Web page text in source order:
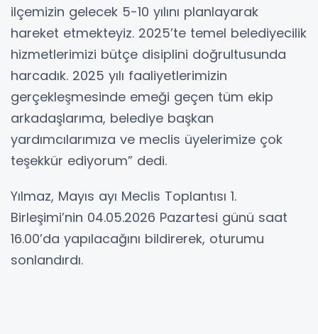
ilçemizin gelecek 5-10 yılını planlayarak
hareket etmekteyiz. 2025’te temel belediyecilik
hizmetlerimizi bütçe disiplini doğrultusunda
harcadık. 2025 yılı faaliyetlerimizin
gerçekleşmesinde emeği geçen tüm ekip
arkadaşlarıma, belediye başkan
yardımcılarımıza ve meclis üyelerimize çok
teşekkür ediyorum” dedi.
Yılmaz, Mayıs ayı Meclis Toplantısı 1.
Birleşimi’nin 04.05.2026 Pazartesi günü saat
16.00’da yapılacağını bildirerek, oturumu
sonlandırdı.